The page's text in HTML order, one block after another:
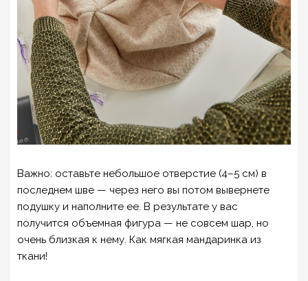
Важно: оставьте небольшое отверстие (4–5 см) в
последнем шве — через него вы потом вывернете
подушку и наполните ее. В результате у вас
получится объемная фигура — не совсем шар, но
очень близкая к нему. Как мягкая мандаринка из
ткани!